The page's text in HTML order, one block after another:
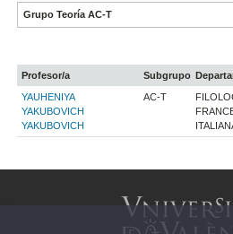
Grupo Teoría AC-T
Profesor/a Subgrupo
YAUHENIYA
YAKUBOVICH
YAKUBOVICH
AC-T